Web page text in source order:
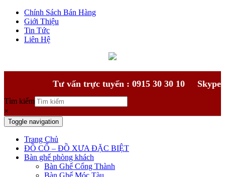
Chính Sách Bán Hàng
Giới Thiệu
Tin Tức
Liên Hệ
Tư vấn trực tuyến : 0915 30 30 10 Skype
Tìm kiếm
×
Toggle navigation
Trang Chủ
ĐỒ CỔ – ĐỒ XƯA ĐẶC BIỆT
Bàn ghế phòng khách
Bàn Ghế Cổng Thành
Bàn Ghế Móc Tàu